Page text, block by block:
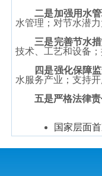
二是加强用水管
水管理；对节水潜
三是完善节水措
技术、工艺和设备
四是强化保障监
水服务产业；支持
五是严格法律责
国家层面